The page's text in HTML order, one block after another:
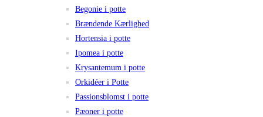
Begonie i potte
Brændende Kærlighed
Hortensia i potte
Ipomea i potte
Krysantemum i potte
Orkidéer i Potte
Passionsblomst i potte
Pæoner i potte